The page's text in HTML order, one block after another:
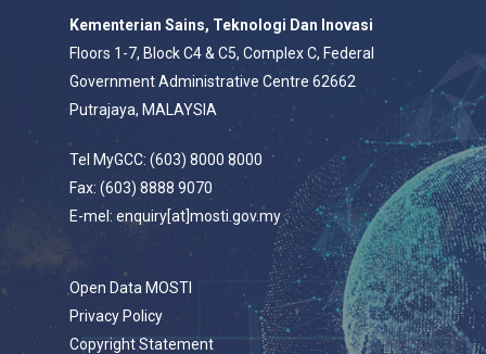
Kementerian Sains, Teknologi Dan Inovasi
Floors 1-7, Block C4 & C5, Complex C, Federal
Government Administrative Centre 62662
Putrajaya, MALAYSIA
Tel MyGCC: (603) 8000 8000
Fax: (603) 8888 9070
E-mel: enquiry[at]mosti.gov.my
Open Data MOSTI
Privacy Policy
Copyright Statement